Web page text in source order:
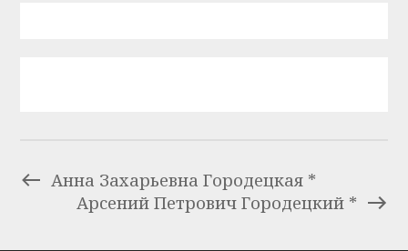
Анна Захарьевна Городецкая *
Арсений Петрович Городецкий *